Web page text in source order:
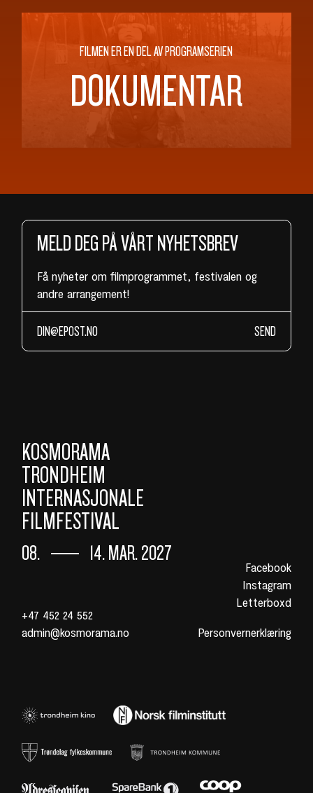
FILMEN ER EN DEL AV PROGRAMSERIEN
DOKUMENTAR
MELD DEG PÅ VÅRT NYHETSBREV
Få nyheter om filmprogrammet, festivalen og
andre arrangement!
SEND
KOSMORAMA
TRONDHEIM
INTERNASJONALE
FILMFESTIVAL
08. 14. MAR. 2027
+47 452 24 552
admin@kosmorama.no
Facebook
Instagram
Letterboxd
Personvernerklæring